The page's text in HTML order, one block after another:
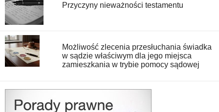
Przyczyny nieważności testamentu
Możliwość zlecenia przesłuchania świadka
w sądzie właściwym dla jego miejsca
zamieszkania w trybie pomocy sądowej